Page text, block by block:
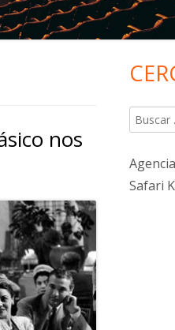
nos
Buscar:
Safari